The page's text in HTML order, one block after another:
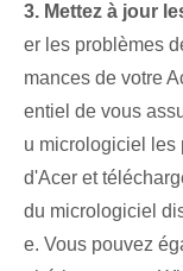
3. Mettez à jour
er les problèmes
mances de votre
entiel de vous
u micrologiciel les
d'Acer et
du micrologiciel
e. Vous pouvez